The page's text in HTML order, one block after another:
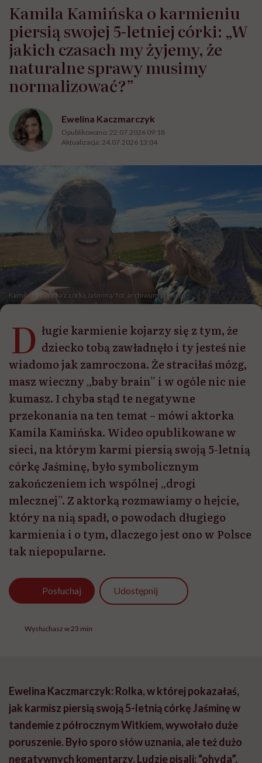
Kamila Kamińska o karmieniu
piersią swojej 5-letniej córki: „W
jakich czasach my żyjemy, że
naturalne sprawy musimy
normalizować?”
Ewelina Kaczmarczyk
Opublikowano: 22.07.2026 09:18
Aktualizacja: 24.07.2026 13:04
Kamila Kamińska z córką Jaśminą/ fot. archiwum prywatne
D ługie karmienie kojarzy się z tym, że
dziecko tobą zawładnęło i ty jesteś nie
wiadomo jak zamroczona. Że straciłaś mózg,
masz wieczny „baby brain” i w ogóle nic nie
kumasz. I chyba stąd te negatywne
przekonania na ten temat – mówi aktorka
Kamila Kamińska. Wideo opublikowane w
sieci, na którym karmi piersią swoją 5-letnią
córkę Jaśminę, było symbolicznym
zakończeniem ich wspólnej „drogi
mlecznej”. Z aktorką rozmawiamy o hejcie,
który na nią spadł, o powodach długiego
karmienia i o tym, dlaczego jest ono w Polsce
tak niepopularne.
Posłuchaj Udostępnij
Wysłuchasz w 23 min
Ewelina Kaczmarczyk: Rolka, w której pokazałaś,
jak karmisz piersią swoją 5-letnią córkę Jaśminę w
tandemie z półrocznym Witkiem, wywołało duże
poruszenie. Było sporo słów uznania, ale też dużo
negatywnych komentarzy. Ludzie pisali: “ohyda”,